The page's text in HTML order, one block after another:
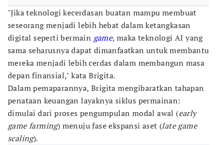
"Jika teknologi kecerdasan buatan mampu membuat
seseorang menjadi lebih hebat dalam ketangkasan
digital seperti bermain game,maka teknologi AI yang
sama seharusnya dapat dimanfaatkan untuk membantu
mereka menjadi lebih cerdas dalam membangun masa
depan finansial," kata Brigita.
Dalam pemaparannya, Brigita mengibaratkan tahapan
penataan keuangan layaknya siklus permainan:
dimulai dari proses pengumpulan modal awal (early
game farming) menuju fase ekspansi aset (late game
scaling).